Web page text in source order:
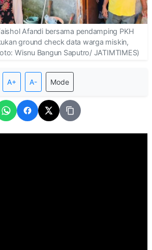
Afandi bersama pendamping PKH
ground check data warga miskin,
Wisnu Bangun Saputro/ JATIMTIMES)
A+ A- Mode